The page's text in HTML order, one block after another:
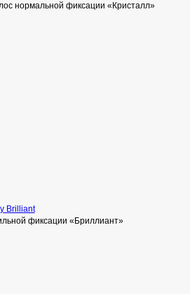
нормальной фиксации «Кристалл»‎
Brilliant
фиксации «Бриллиант»‎